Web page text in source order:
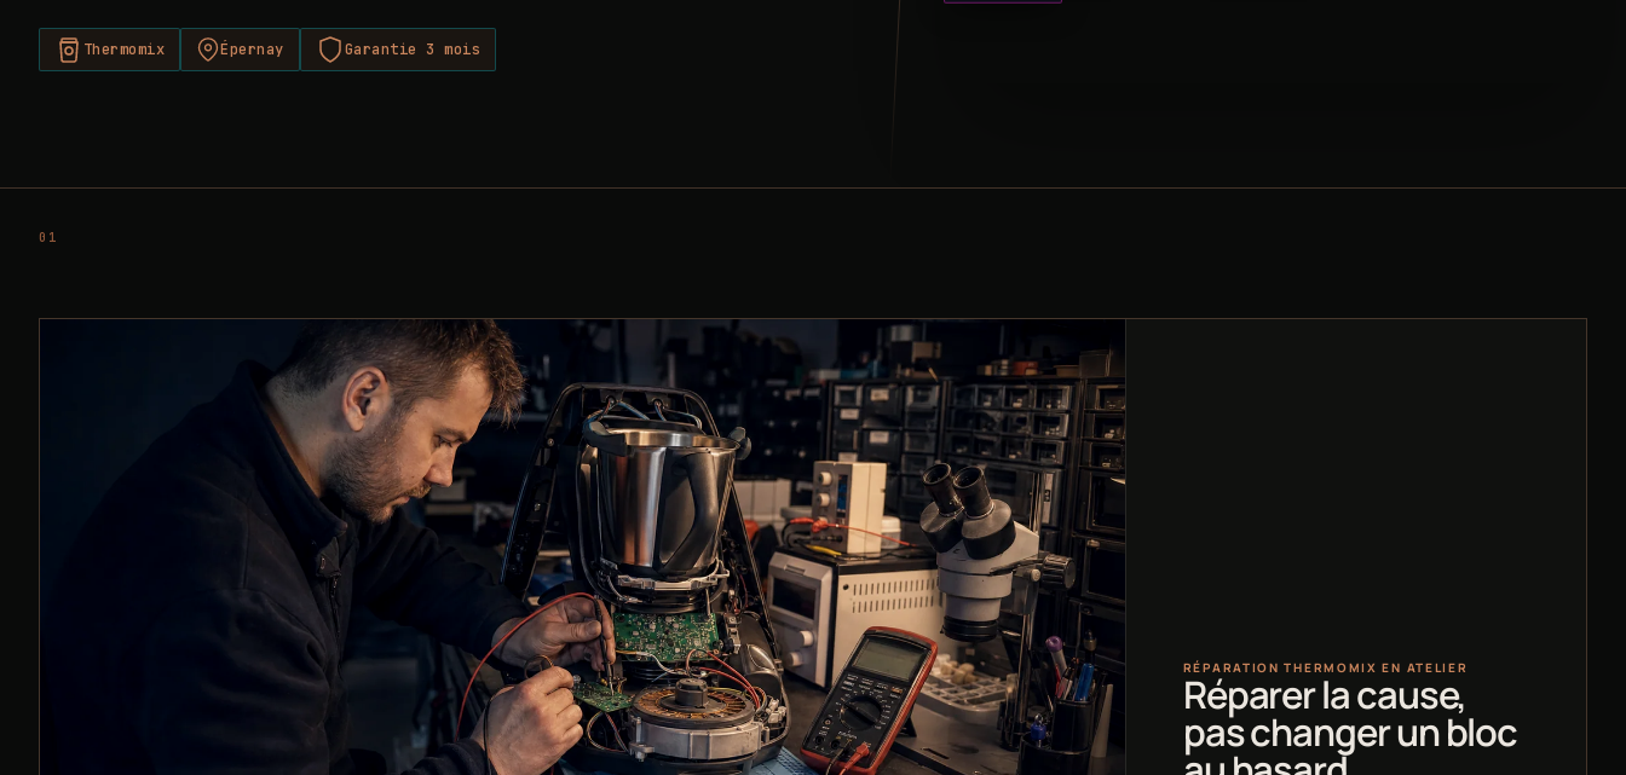
Thermomix Épernay Garantie 3 mois
RÉPARATION THERMOMIX EN ATELIER
Réparer la cause,
pas changer un bloc